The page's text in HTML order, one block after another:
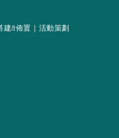
&佈置｜活動策劃